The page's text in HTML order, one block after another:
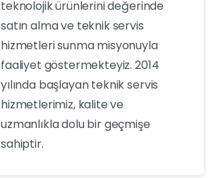
teknolojik ürünlerini değerinde
satın alma ve teknik servis
hizmetleri sunma misyonuyla
faaliyet göstermekteyiz. 2014
yılında başlayan teknik servis
hizmetlerimiz, kalite ve
uzmanlıkla dolu bir geçmişe
sahiptir.